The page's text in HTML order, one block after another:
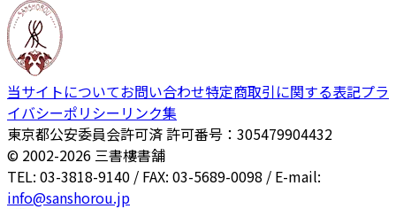
当サイトについてお問い合わせ特定商取引に関する表記プラ
イバシーポリシー リンク集
東京都公安委員会許可済 許可番号：305479904432
© 2002-2026 三書樓書舗
TEL: 03-3818-9140 / FAX: 03-5689-0098 / E-mail:
info@sanshorou.jp